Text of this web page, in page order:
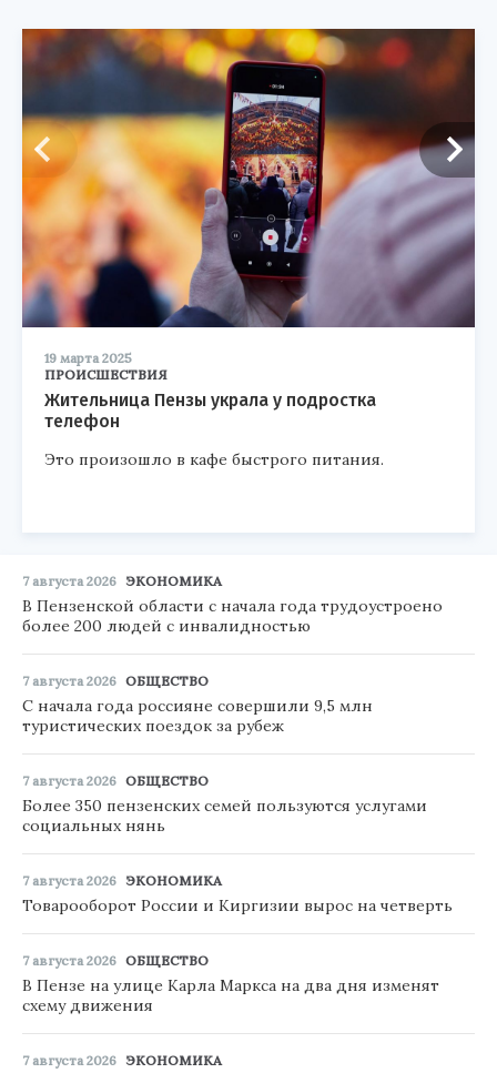
19 марта 2025
ПРОИСШЕСТВИЯ
Жительница Пензы украла у подростка
телефон
Это произошло в кафе быстрого питания.
7 августа 2026 ЭКОНОМИКА
В Пензенской области с начала года трудоустроено
более 200 людей с инвалидностью
7 августа 2026 ОБЩЕСТВО
С начала года россияне совершили 9,5 млн
туристических поездок за рубеж
7 августа 2026 ОБЩЕСТВО
Более 350 пензенских семей пользуются услугами
социальных нянь
7 августа 2026 ЭКОНОМИКА
Товарооборот России и Киргизии вырос на четверть
7 августа 2026 ОБЩЕСТВО
В Пензе на улице Карла Маркса на два дня изменят
схему движения
7 августа 2026 ЭКОНОМИКА